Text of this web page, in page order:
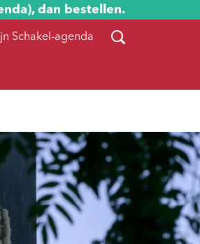
dan bestellen.
Schakel-agenda